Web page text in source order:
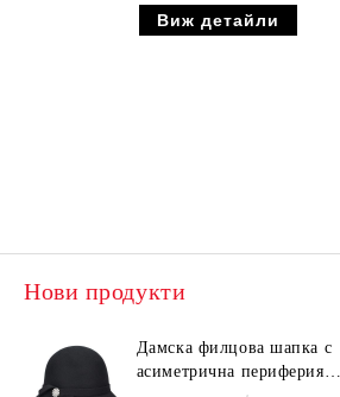
Виж детайли
Нови продукти
Дамска филцова шапка с
асиметрична периферия